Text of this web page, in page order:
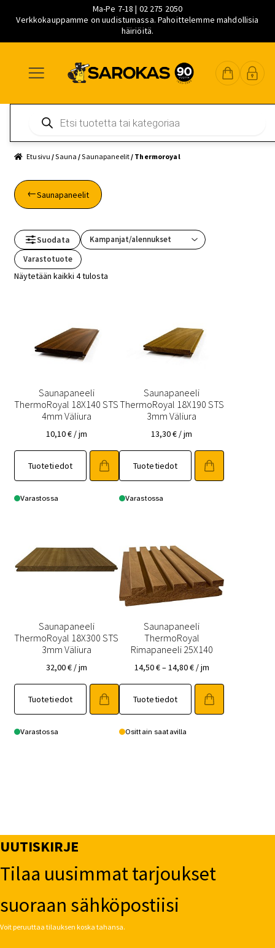
Ma-Pe 7-18 | 02 275 2050
Verkkokauppamme on uudistumassa. Pahoittelemme mahdollisia
häiriöitä.
navigointiin
sisältöön
pääsisältöön
search
Etusivu /Sauna /Saunapaneelit / Thermoroyal
Saunapaneelit
Suodata
Varastotuote
Näytetään kaikki 4 tulosta
Saunapaneeli
ThermoRoyal 18X140 STS
4mm Väliura
10,10€ / jm
Tuotetiedot
Tällä
tuotteella
on
useampi
valinnat
tuotteen
Varastossa
Saunapaneeli
ThermoRoyal 18X190 STS
3mm Väliura
13,30€ / jm
Tuotetiedot
Tällä
tuotteella
on
useampi
valinnat
tuotteen
sivulla.
Varastossa
Saunapaneeli
ThermoRoyal 18X300 STS
3mm Väliura
32,00€ / jm
Tuotetiedot
Tällä
tuotteella
on
useampi
Varastossa
Saunapaneeli
ThermoRoyal
Rimapaneeli 25X140
14,50€–14,80€Hintaluokka:
14,80 €
/ jm
Tuotetiedot
Tällä
tuotteella
on
useampi
Osittain saatavilla
UUTISKIRJE
Tilaa uusimmat tarjoukset
suoraan sähköpostiisi
Voit peruuttaa tilauksen koska tahansa.